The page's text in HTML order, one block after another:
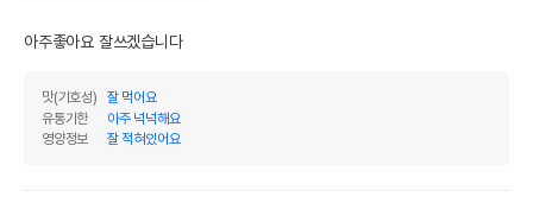
아주좋아요 잘쓰겠습니다
맛(기호성)
잘 먹어요
유통기한
아주 넉넉해요
영양정보
잘 적혀있어요